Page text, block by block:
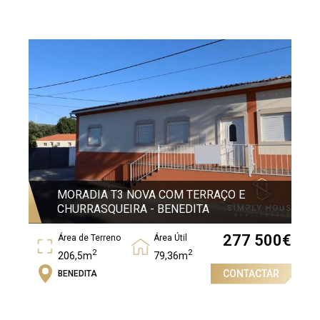
MORADIA T3 NOVA COM TERRAÇO E
CHURRASQUEIRA - BENEDITA
Área de Terreno
206,5m2
Área Útil
79,36m2
Área Bruta
277 500€
BENEDITA CONTACTAR